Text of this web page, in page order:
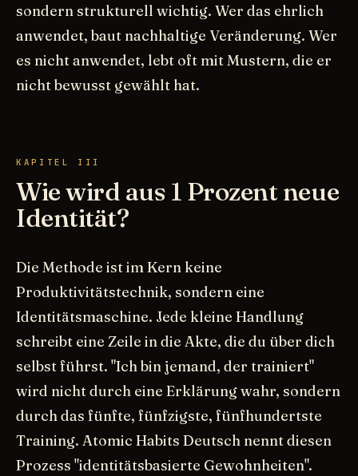
sondern strukturell wichtig. Wer das ehrlich
anwendet, baut nachhaltige Veränderung. Wer
es nicht anwendet, lebt oft mit Mustern, die er
nicht bewusst gewählt hat.
KAPITEL III
Wie wird aus 1 Prozent neue
Identität?
Die Methode ist im Kern keine
Produktivitätstechnik, sondern eine
Identitätsmaschine. Jede kleine Handlung
schreibt eine Zeile in die Akte, die du über dich
selbst führst. "Ich bin jemand, der trainiert"
wird nicht durch eine Erklärung wahr, sondern
durch das fünfte, fünfzigste, fünfhundertste
Training. Atomic Habits Deutsch nennt diesen
Prozess "identitätsbasierte Gewohnheiten".